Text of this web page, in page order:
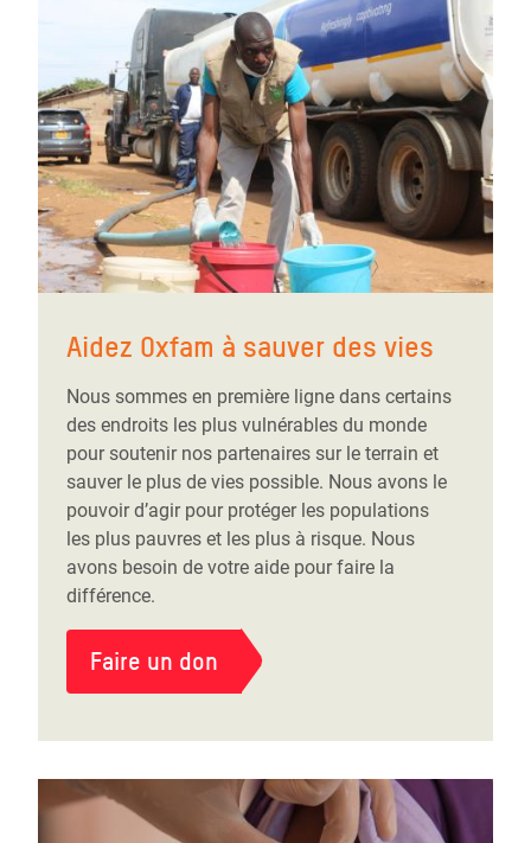
Aidez Oxfam à sauver des vies
Nous sommes en première ligne dans certains
des endroits les plus vulnérables du monde
pour soutenir nos partenaires sur le terrain et
sauver le plus de vies possible. Nous avons le
pouvoir d’agir pour protéger les populations
les plus pauvres et les plus à risque. Nous
avons besoin de votre aide pour faire la
différence.
Faire un don